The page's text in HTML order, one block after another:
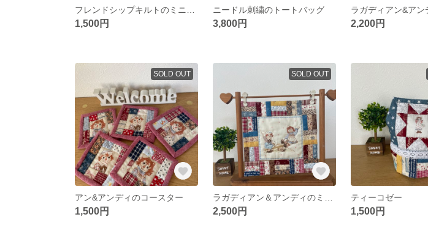
1,500円
ニードル刺繍のトートバッグ
3,800円 2,200円
SOLD OUT
アン&アンディのコースター
1,500円
SOLD OUT
2,500円
ティーコゼー
1,500円